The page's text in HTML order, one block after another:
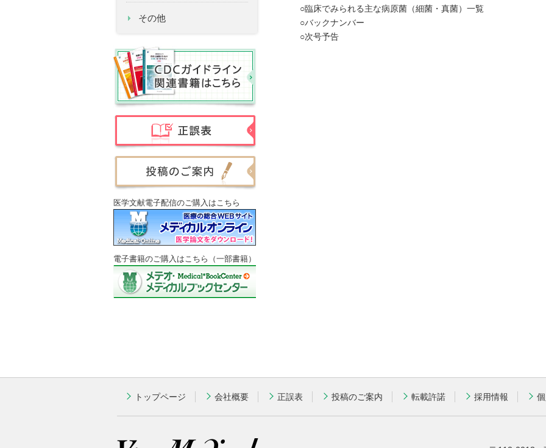
その他
医学文献電子配信のご購入はこちら
電子書籍のご購入はこちら（一部書籍）
○臨床でみられる主な病原菌（細菌・真菌）一覧
○バックナンバー
○次号予告
トップページ 会社概要 正誤表 投稿のご案内 転載許諾 採用情報